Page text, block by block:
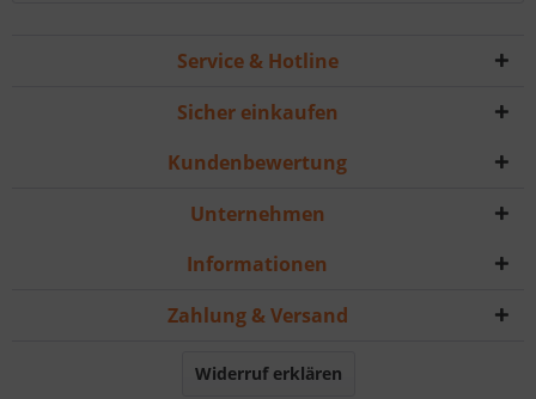
Service & Hotline
Sicher einkaufen
Kundenbewertung
Unternehmen
Informationen
Zahlung & Versand
Widerruf erklären